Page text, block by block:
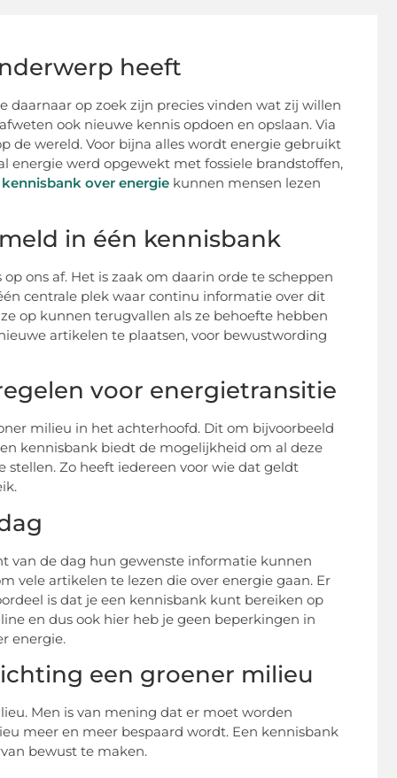
heeft
op zoek zijn precies vinden wat zij willen
ook nieuwe kennis opdoen en opslaan. Via
de wereld. Voor bijna alles wordt energie gebruikt
energie werd opgewekt met fossiele brandstoffen,
kennisbank over energie kunnen mensen lezen
in één kennisbank
ons af. Het is zaak om daarin orde te scheppen
centrale plek waar continu informatie over dit
op kunnen terugvallen als ze behoefte hebben
artikelen te plaatsen, voor bewustwording
voor energietransitie
milieu in het achterhoofd. Dit om bijvoorbeeld
kennisbank biedt de mogelijkheid om al deze
Zo heeft iedereen voor wie dat geldt
van de dag hun gewenste informatie kunnen
vele artikelen te lezen die over energie gaan. Er
is dat je een kennisbank kunt bereiken op
en dus ook hier heb je geen beperkingen in
energie.
een groener milieu
Men is van mening dat er moet worden
meer en meer bespaard wordt. Een kennisbank
bewust te maken.